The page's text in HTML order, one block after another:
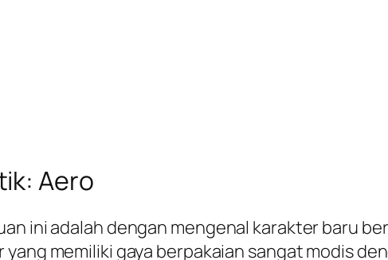
Aero
ini adalah dengan mengenal karakter baru
yang memiliki gaya berpakaian sangat modis